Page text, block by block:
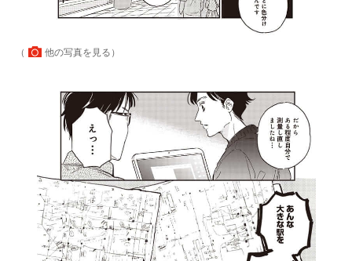
（ 他の写真を見る ）